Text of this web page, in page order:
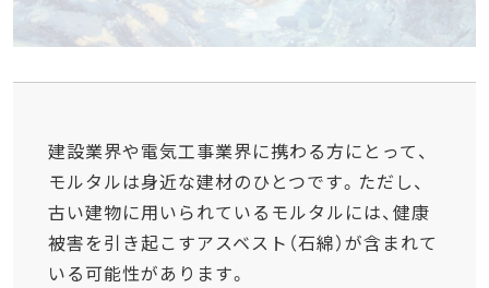
建設業界や電気工事業界に携わる方にとって、
モルタルは身近な建材のひとつです。ただし、
古い建物に用いられているモルタルには、健康
被害を引き起こすアスベスト（石綿）が含まれて
いる可能性があります。